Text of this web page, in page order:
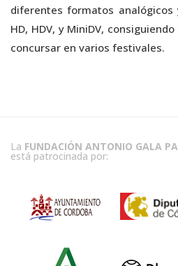
diferentes formatos
HD, HDV, y MiniDV,
concursar en varios festivales.
La FUNDACIÓN ANTONIO GALA
está patrocinada por: